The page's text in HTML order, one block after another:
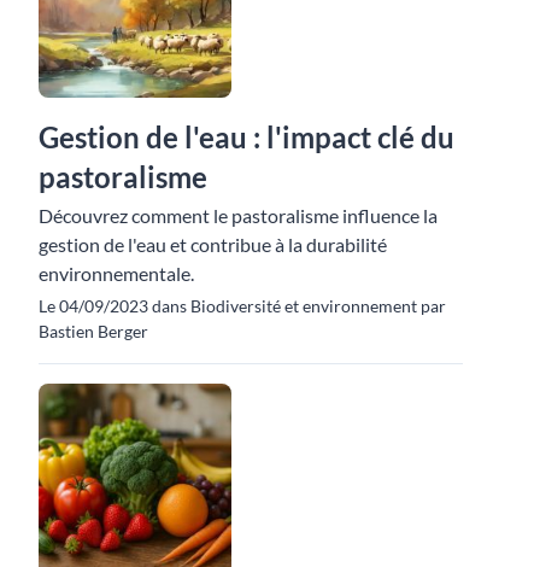
Gestion de l'eau : l'impact clé du
pastoralisme
Découvrez comment le pastoralisme influence la
gestion de l'eau et contribue à la durabilité
environnementale.
Le 04/09/2023 dans Biodiversité et environnement par
Bastien Berger